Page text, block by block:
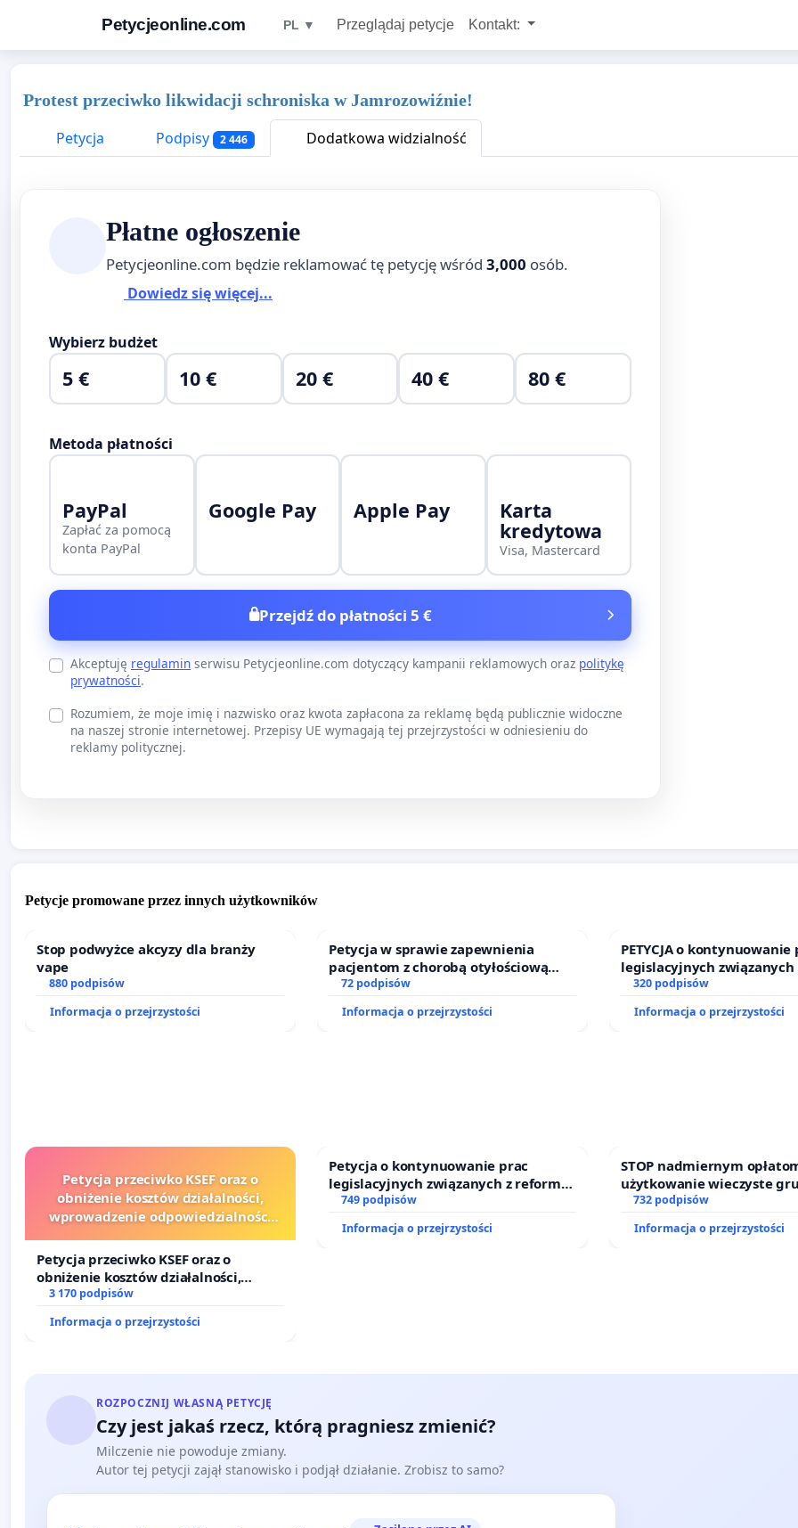
Petycjeonline.com PL ▼ Przeglądaj petycje Kontakt:
Protest przeciwko likwidacji schroniska w Jamrozowiźnie!
Petycja
Podpisy 2 446 Dodatkowa widzialność
Płatne ogłoszenie
Petycjeonline.com będzie reklamować tę petycję wśród 3,000 osób.
Dowiedz się więcej...
Wybierz budżet
5 € 10 € 20 € 40 € 80 €
Metoda płatności
PayPal
Zapłać za pomocą
konta PayPal
Google Pay Apple Pay Karta
kredytowa
Visa, Mastercard
Przejdź do płatności 5 €
Akceptuję regulamin serwisu Petycjeonline.com dotyczący kampanii reklamowych oraz politykę
prywatności.
Rozumiem, że moje imię i nazwisko oraz kwota zapłacona za reklamę będą publicznie widoczne
na naszej stronie internetowej. Przepisy UE wymagają tej przejrzystości w odniesieniu do
reklamy politycznej.
Petycje promowane przez innych użytkowników
Stop podwyżce akcyzy dla branży
vape
880 podpisów
Informacja o przejrzystości
Petycja w sprawie zapewnienia
pacjentom z chorobą otyłościową
dostępu do kompleksowego leczenia
72 podpisów
Informacja o przejrzystości
PETYCJA o kontynuowanie
legislacyjnych
prawa rodzinnego
320 podpisów
Informacja o przejrzystości
Petycja przeciwko KSEF oraz o
obniżenie kosztów działalności,
wprowadzenie odpowiedzialności
sędziów
Petycja przeciwko KSEF oraz o
obniżenie kosztów działalności,
wprowadzenie odpowiedzialności
sędziów
3 170 podpisów
Informacja o przejrzystości
Petycja o kontynuowanie prac
legislacyjnych związanych z reformą
prawa rodzinnego
749 podpisów
Informacja o przejrzystości
STOP nadmiernym
użytkowanie wieczyste
zajmowanych przez
732 podpisów
Informacja o przejrzystości
ROZPOCZNIJ WŁASNĄ PETYCJĘ
Czy jest jakaś rzecz, którą pragniesz zmienić?
Milczenie nie powoduje zmiany.
Autor tej petycji zajął stanowisko i podjął działanie. Zrobisz to samo?